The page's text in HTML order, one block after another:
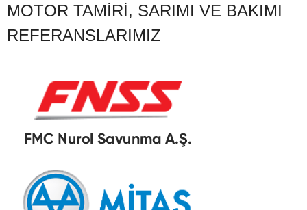
MOTOR TAMIRI, SARIMI VE BAKIMI
REFERANSLARIMIZ